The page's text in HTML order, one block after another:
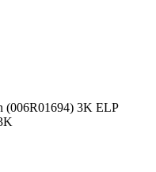
(006R01694) 3K ELP